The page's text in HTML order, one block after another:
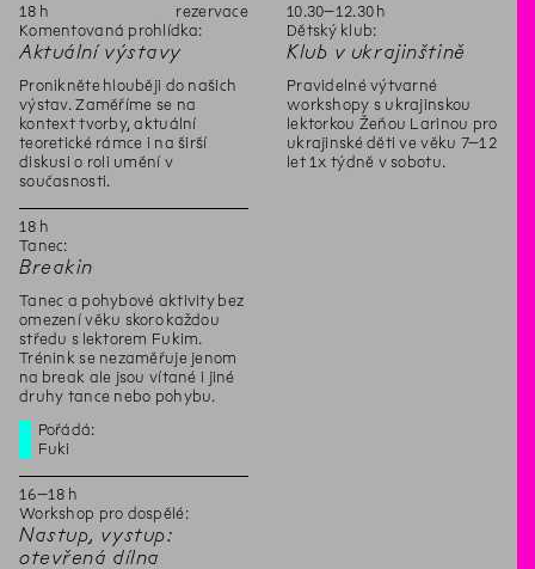
18 h
rezervace
Komentovaná prohlídka:
Aktuální výstavy
Pronikněte hlouběji do našich
výstav. Zaměříme se na
kontext tvorby, aktuální
teoretické rámce i na širší
diskusi o roli umění v
současnosti.
18 h
Tanec:
Breakin
Tanec a pohybové aktivity bez
omezení věku skoro každou
středu s lektorem Fukim.
Trénink se nezaměřuje jenom
na break ale jsou vítané i jiné
druhy tance nebo pohybu.
Pořádá:
Fuki
16–18 h
Workshop pro dospělé:
Nastup, vystup:
otevřená dílna
10.30–12.30 h
Dětský klub:
Klub v ukrajinštině
Pravidelné výtvarné
workshopy s ukrajinskou
lektorkou Žeňou Larinou pro
ukrajinské děti ve věku 7–12
let 1x týdně v sobotu.